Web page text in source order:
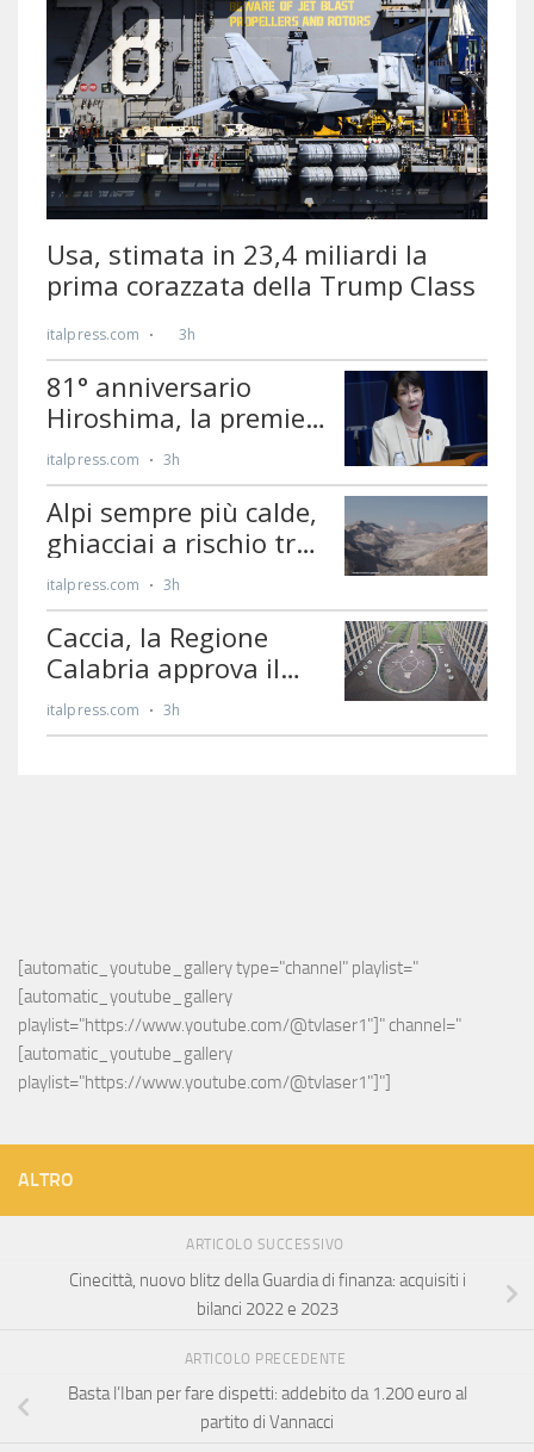
[automatic_youtube_gallery type="channel" playlist="
[automatic_youtube_gallery
playlist="https://www.youtube.com/@tvlaser1"]" channel="
[automatic_youtube_gallery
playlist="https://www.youtube.com/@tvlaser1"]"]
ALTRO
ARTICOLO SUCCESSIVO
Cinecittà, nuovo blitz della Guardia di finanza: acquisiti i
bilanci 2022 e 2023
ARTICOLO PRECEDENTE
Basta l’Iban per fare dispetti: addebito da 1.200 euro al
partito di Vannacci